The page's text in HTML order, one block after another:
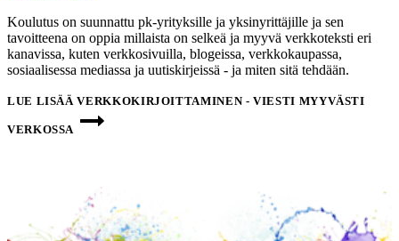
Koulutus on suunnattu pk-yrityksille ja yksinyrittäjille ja sen
tavoitteena on oppia millaista on selkeä ja myyvä verkkoteksti eri
kanavissa, kuten verkkosivuilla, blogeissa, verkkokaupassa,
sosiaalisessa mediassa ja uutiskirjeissä - ja miten sitä tehdään.
LUE LISÄÄVERKKOKIRJOITTAMINEN - VIESTI MYYVÄSTI
VERKOSSA